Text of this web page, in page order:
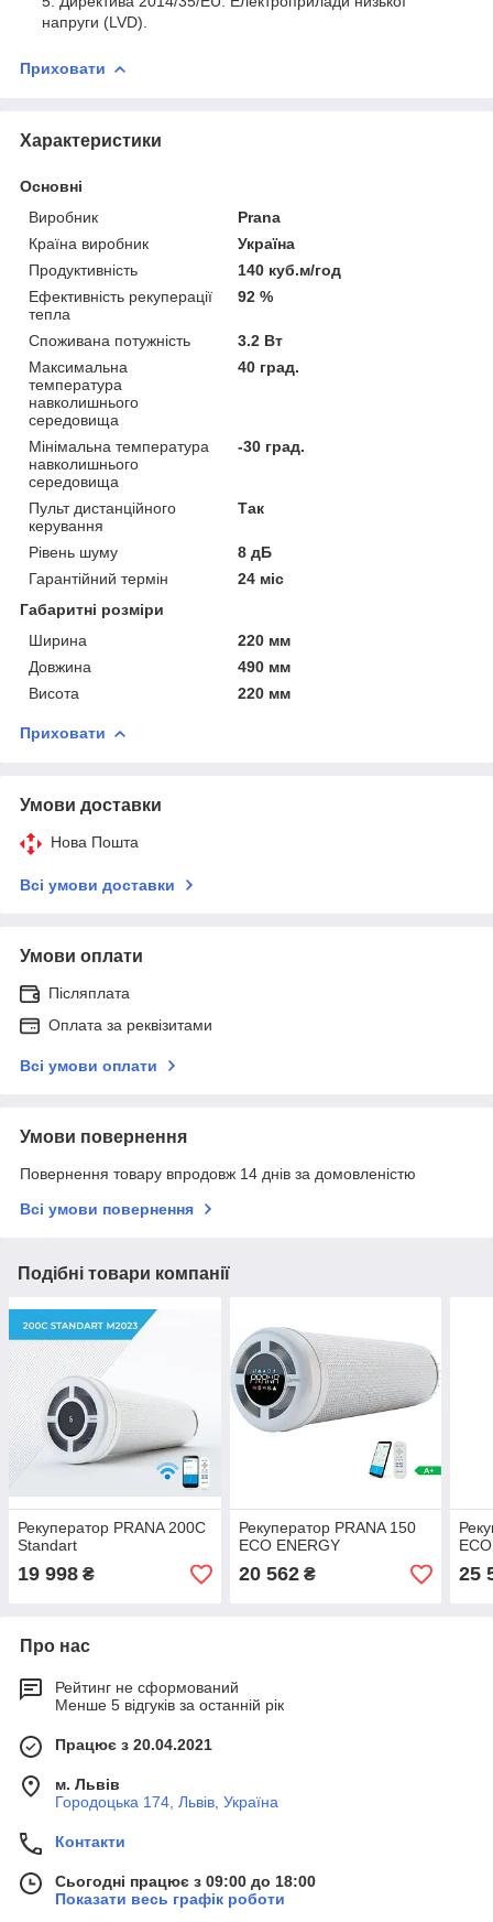
напруги (LVD).
Приховати
Характеристики
Основні
Виробник
Prana
Країна виробник
Україна
Продуктивність
140 куб.м/год
Ефективність рекуперації
тепла
92 %
Споживана потужність
3.2 Вт
Максимальна
температура
навколишнього
середовища
40 град.
Мінімальна температура
навколишнього
середовища
-30 град.
Пульт дистанційного
керування
Так
Рівень шуму
8 дБ
Гарантійний термін
24 міс
Габаритні розміри
Ширина
220 мм
Довжина
490 мм
Висота
220 мм
Приховати
Умови доставки
Нова Пошта
Всі умови доставки
Умови оплати
Післяплата
Оплата за реквізитами
Всі умови оплати
Умови повернення
Повернення товару впродовж 14 днів за домовленістю
Всі умови повернення
Подібні товари компанії
Рекуператор PRANA 200C
Standart
19 998 ₴
Рекуператор PRANA 150
ECO ENERGY
20 562₴ 25
Про нас
Рейтинг не сформований
Менше 5 відгуків за останній рік
Працює з 20.04.2021
м. Львів
Городоцька 174, Львів, Україна
Контакти
Сьогодні працює з 09:00 до 18:00
Показати весь графік роботи